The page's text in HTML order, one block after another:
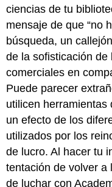
ciencias de tu
mensaje de que “no
búsqueda, un
de la sofisticación
comerciales en
Puede parecer
utilicen herramientas
un efecto de los
utilizados por los
de lucro. Al hacer tu
tentación de volver a
de luchar con